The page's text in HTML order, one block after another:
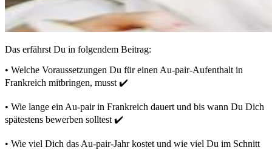
Das erfährst Du in folgendem Beitrag:
• Welche Voraussetzungen Du für einen Au-pair-Aufenthalt in
Frankreich mitbringen, musst ✔️
• Wie lange ein Au-pair in Frankreich dauert und bis wann Du Dich
spätestens bewerben solltest ✔️
• Wie viel Dich das Au-pair-Jahr kostet und wie viel Du im Schnitt